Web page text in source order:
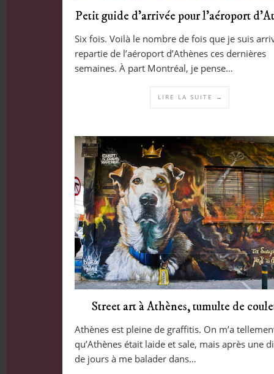
Petit guide d’arrivée pour l’aéroport
Six fois. Voilà le nombre de fois que je suis
repartie de l’aéroport d’Athènes ces dernières
semaines. À part Montréal, je pense…
LIRE LA SUITE →
Street art à Athènes, tumulte de
Athènes est pleine de graffitis. On m’a
qu’Athènes était laide et sale, mais après une
de jours à me balader dans…